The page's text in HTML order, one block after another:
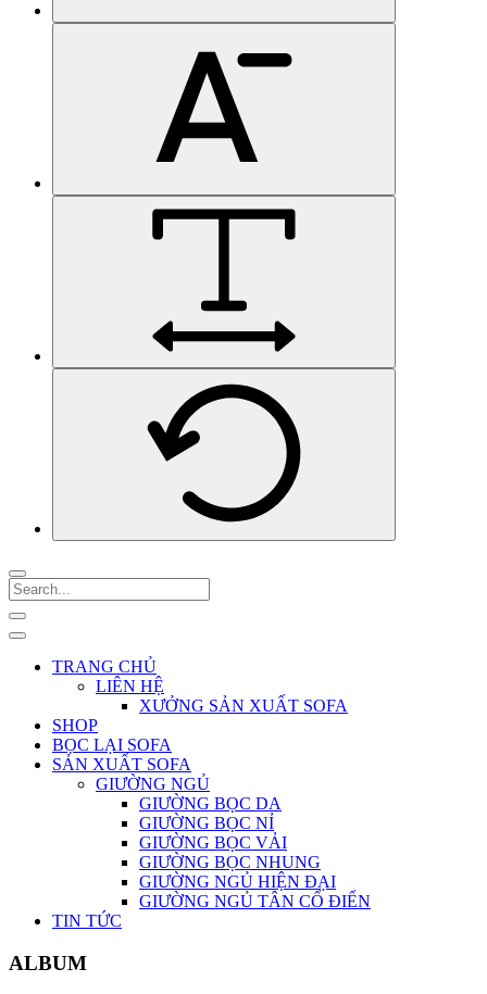
TRANG CHỦ
LIÊN HỆ
XƯỞNG SẢN XUẤT SOFA
SHOP
BỌC LẠI SOFA
SẢN XUẤT SOFA
GIƯỜNG NGỦ
GIƯỜNG BỌC DA
GIƯỜNG BỌC NỈ
GIƯỜNG BỌC VẢI
GIƯỜNG BỌC NHUNG
GIƯỜNG NGỦ HIỆN ĐẠI
GIƯỜNG NGỦ TÂN CỔ ĐIỂN
TIN TỨC
ALBUM